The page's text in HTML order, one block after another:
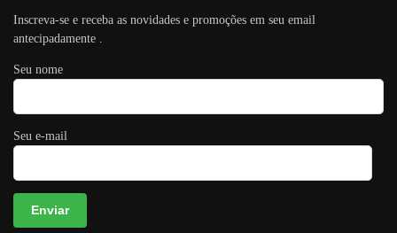
Inscreva-se e receba as novidades e promoções em seu email
antecipadamente .
Seu nome
Seu e-mail